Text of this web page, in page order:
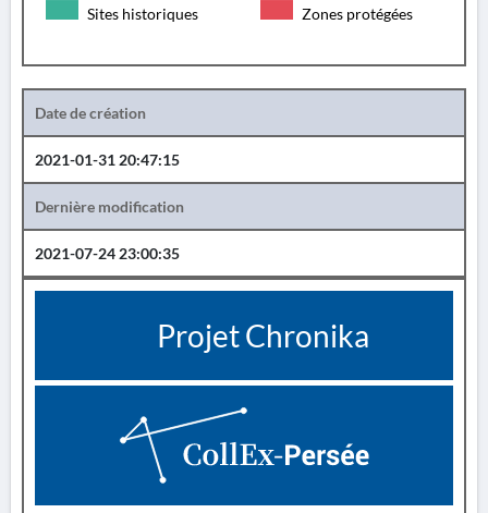
Sites historiques Zones protégées
Date de création
2021-01-31 20:47:15
Dernière modification
2021-07-24 23:00:35
Projet Chronika